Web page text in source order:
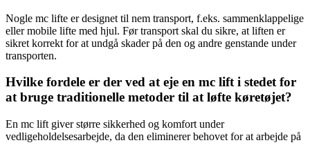
Nogle mc lifte er designet til nem transport, f.eks. sammenklappelige
eller mobile lifte med hjul. Før transport skal du sikre, at liften er
sikret korrekt for at undgå skader på den og andre genstande under
transporten.
Hvilke fordele er der ved at eje en mc lift i stedet for
at bruge traditionelle metoder til at løfte køretøjet?
En mc lift giver større sikkerhed og komfort under
vedligeholdelsesarbejde, da den eliminerer behovet for at arbejde på